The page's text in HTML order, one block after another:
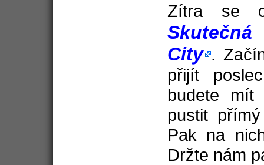
Zítra se
Skutečná
City .
přijít
budete mít
pustit
Pak na
Držte nám